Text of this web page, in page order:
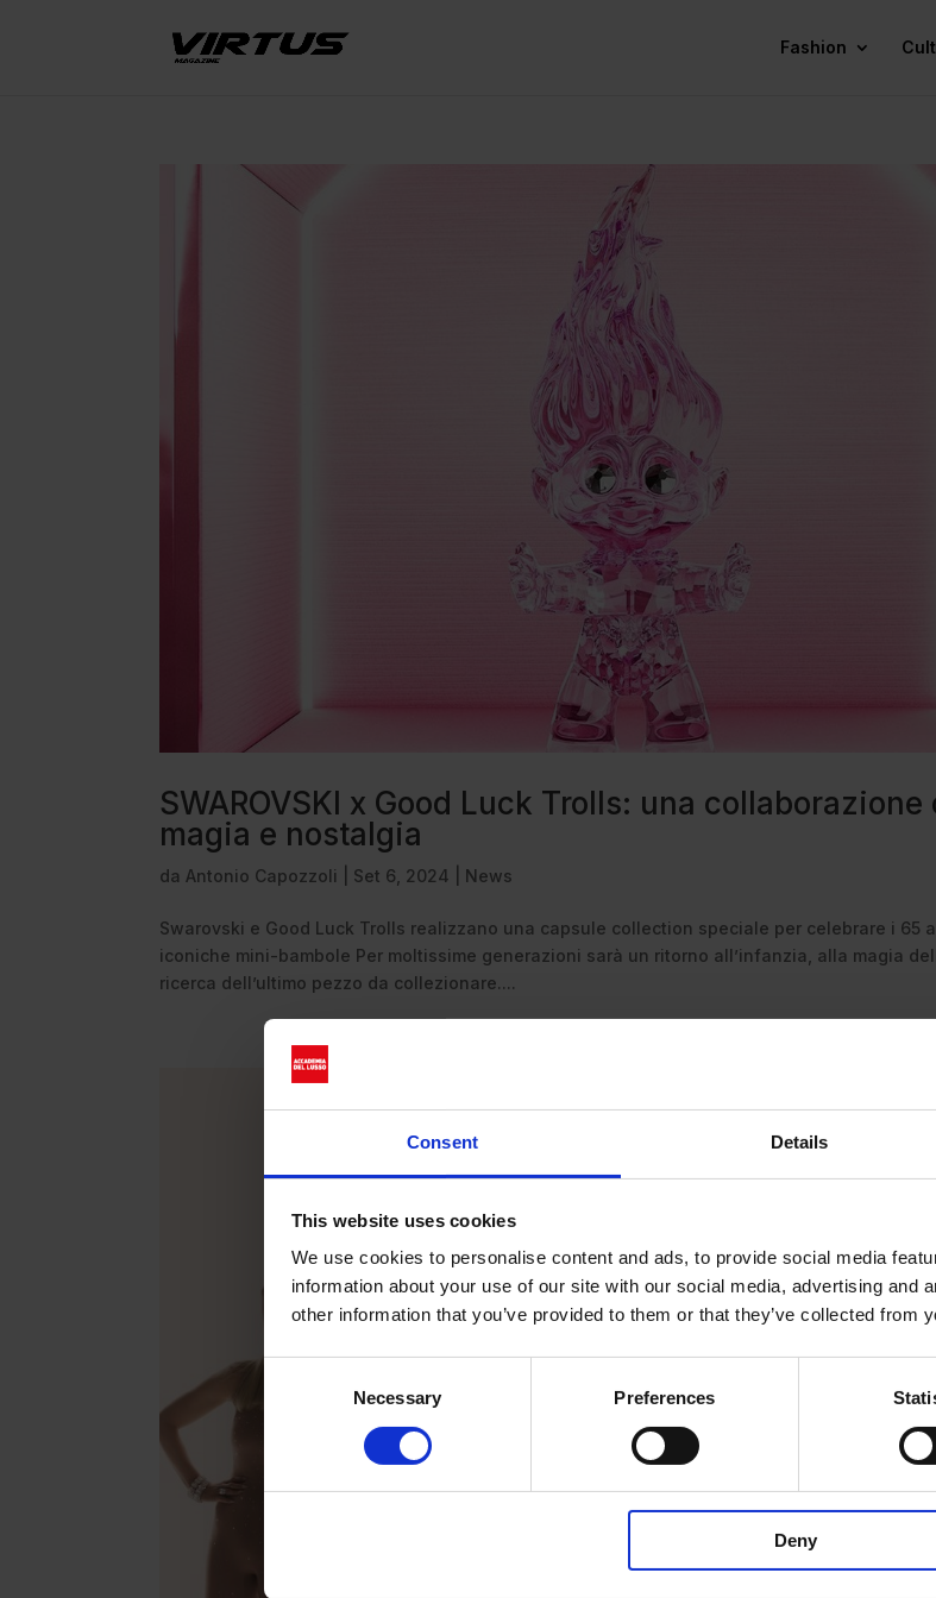
Consent Details
This website uses cookies
We use cookies to personalise content and ads, to provide social media
information about your use of our site with our social media, advertising and
other information that you’ve provided to them or that they’ve collected from
Necessary Preferences
Deny
Fashion
SWAROVSKI x Good Luck Trolls: una
magia e nostalgia
da Antonio Capozzoli Set 6, 2024 News
Swarovski e Good Luck Trolls realizzano una capsule collection speciale per celebrare i 65
iconiche mini-bambole Per moltissime generazioni sarà un ritorno all’infanzia, alla magia
ricerca dell’ultimo pezzo da collezionare....